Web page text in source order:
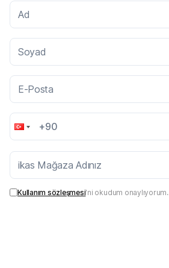
Ad
Soyad
E-Posta
ikas Mağaza Adınız
Kullanım sözleşmesi'ni okudum onaylıyorum.